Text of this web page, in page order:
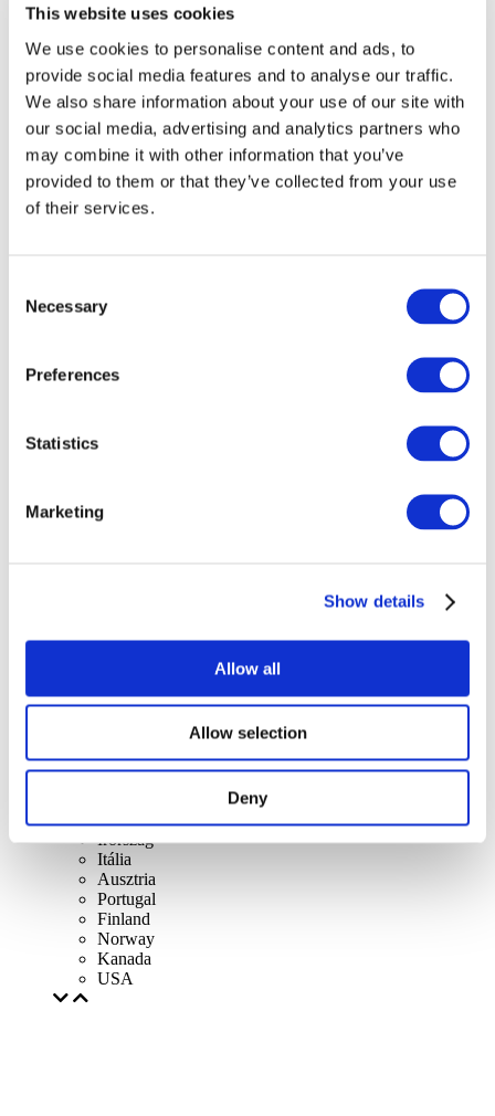
This website uses cookies
We use cookies to personalise content and ads, to
provide social media features and to analyse our traffic.
We also share information about your use of our site with
our social media, advertising and analytics partners who
may combine it with other information that you’ve
provided to them or that they’ve collected from your use
of their services.
Selection
Necessary
Preferences
Statistics
Marketing
Show details
Allow all
Allow selection
Deny
esemény
szerint
Összes országok
Dinamarca
República da Irlanda
Suécia
Holanda
Írország
Itália
Ausztria
Portugal
Finland
Norway
Kanada
USA